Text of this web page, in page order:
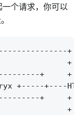
个请求，你可以
+
+
+
+-----+----
+     +
+